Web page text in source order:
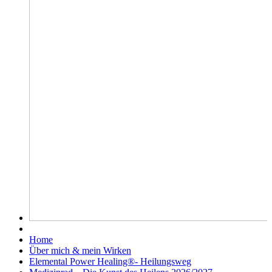
Home
Über mich & mein Wirken
Elemental Power Healing®- Heilungsweg